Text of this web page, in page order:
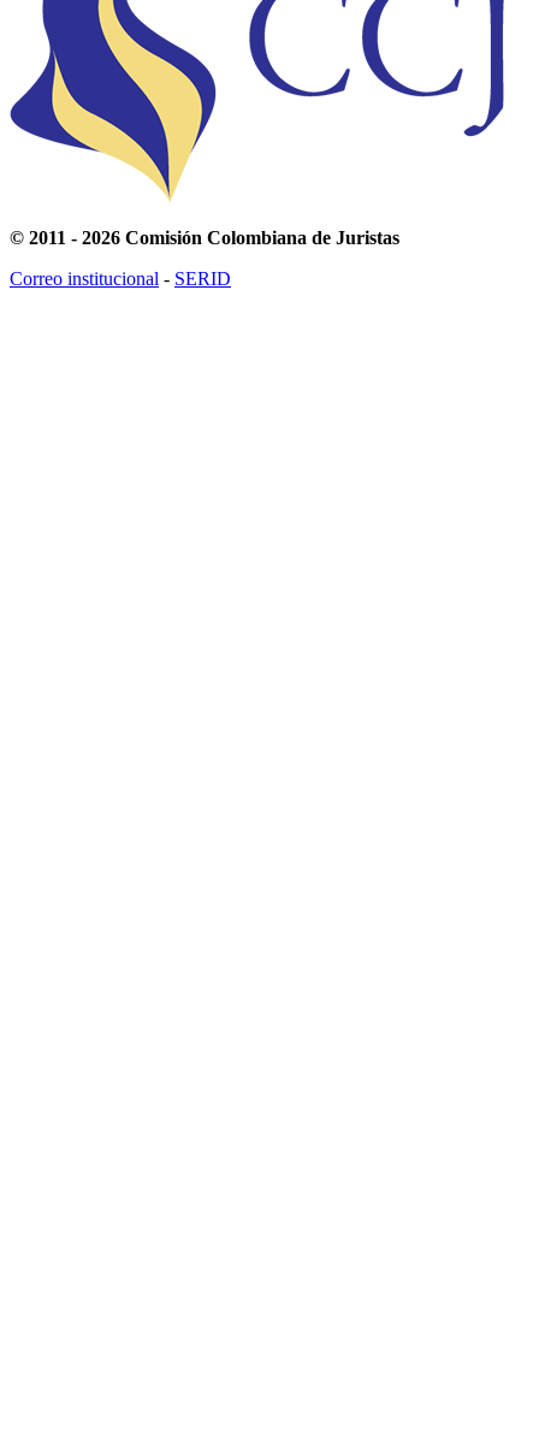
© 2011 - 2026 Comisión Colombiana de Juristas
Correo institucional - SERID